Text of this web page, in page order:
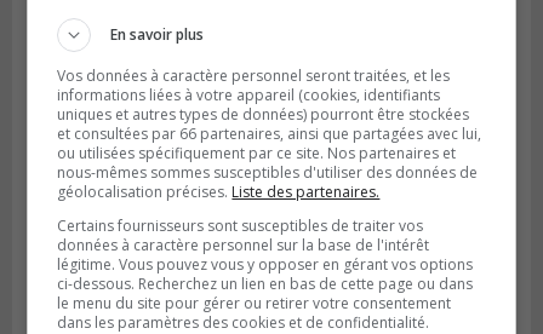
LA PRAIRIE
Publié le 3 août 2026 à 06h57
Sonia Ziadé est candidate pour le PLQ
dans La Prairie
En savoir plus
Vos données à caractère personnel seront traitées, et les
informations liées à votre appareil (cookies, identifiants
uniques et autres types de données) pourront être stockées
et consultées par 66 partenaires, ainsi que partagées avec lui,
ou utilisées spécifiquement par ce site. Nos partenaires et
nous-mêmes sommes susceptibles d'utiliser des données de
géolocalisation précises. Liste des partenaires.
Certains fournisseurs sont susceptibles de traiter vos
données à caractère personnel sur la base de l'intérêt
légitime. Vous pouvez vous y opposer en gérant vos options
ci-dessous. Recherchez un lien en bas de cette page ou dans
le menu du site pour gérer ou retirer votre consentement
dans les paramètres des cookies et de confidentialité.